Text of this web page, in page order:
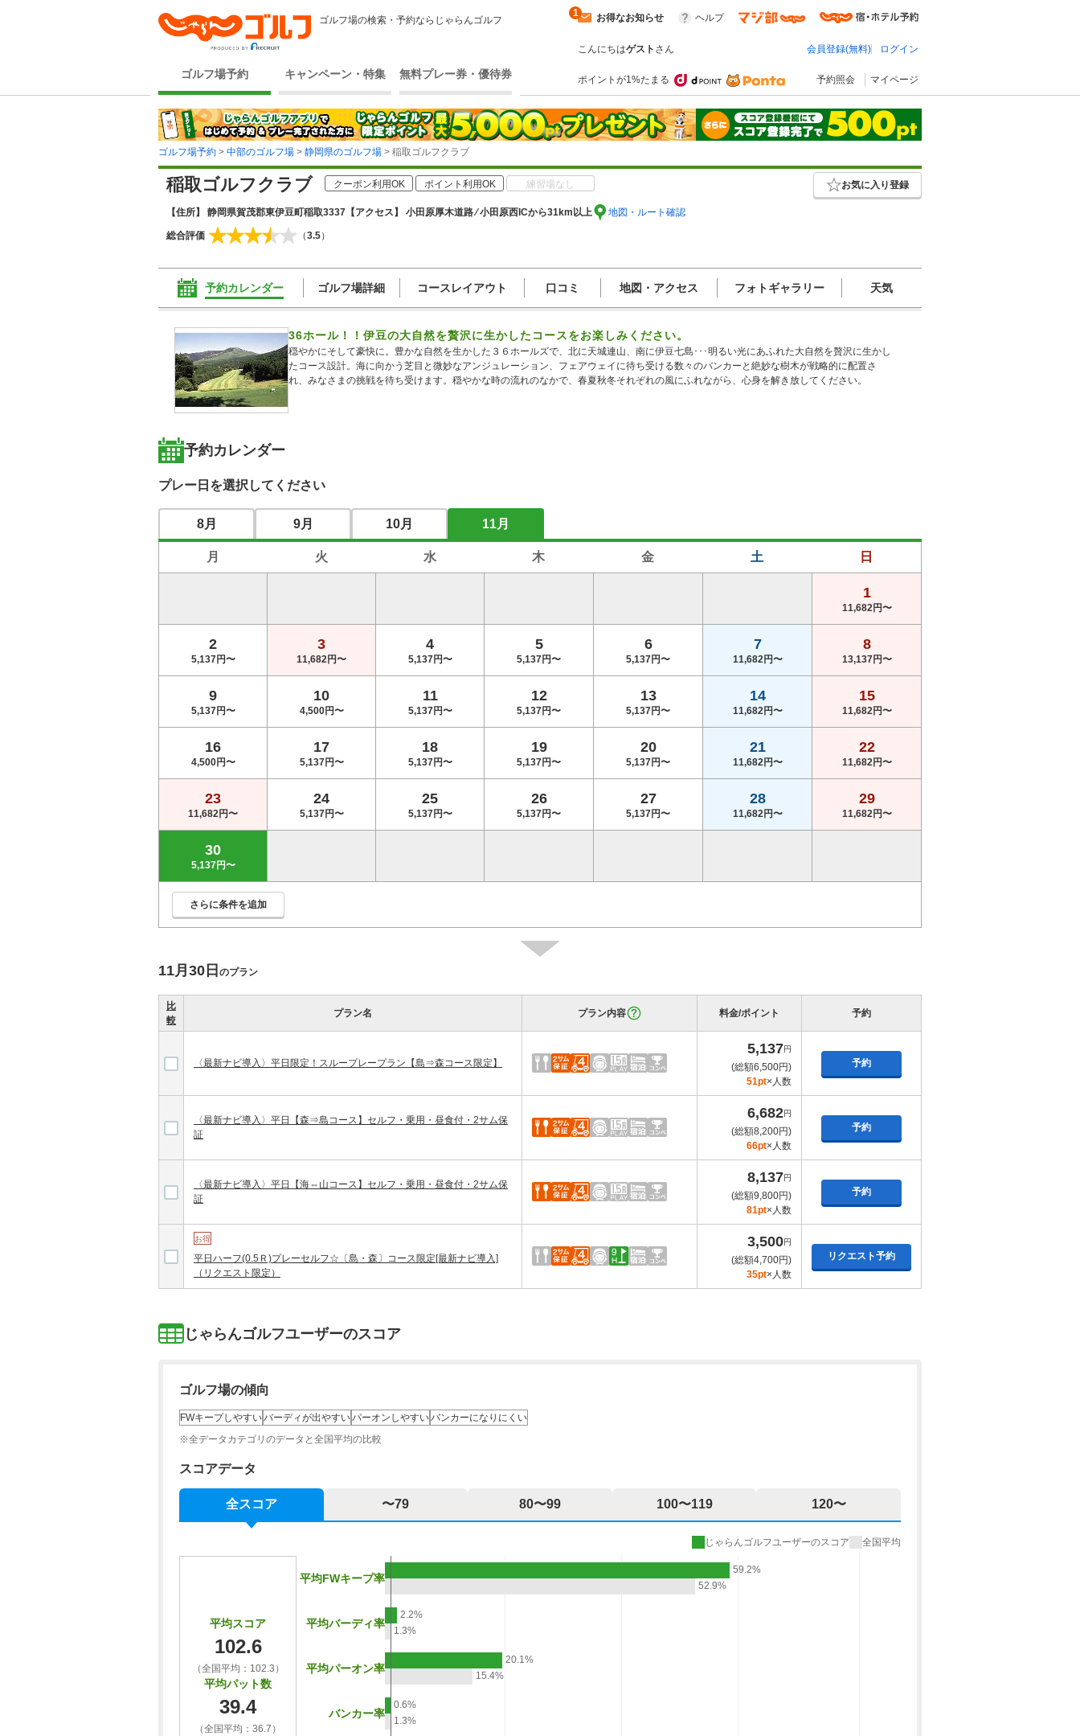
ゴルフ場の検索・予約ならじゃらんゴルフ
ゴルフ場予約 キャンペーン・特集 無料プレー券・優待券
お得なお知らせ
1 ヘルプ
こんにちはゲスト さん 会員登録(無料) ログイン
ポイントが1%たまる 予約照会 マイページ
ゴルフ場予約 > 中部のゴルフ場 > 静岡県のゴルフ場 > 稲取ゴルフクラブ
稲取ゴルフクラブ クーポン利用OK ポイント利用OK 練習場なし お気に入り登録
【住所】 静岡県賀茂郡東伊豆町稲取3337 【アクセス】 小田原厚木道路 ⁄ 小田原西ICから31km以上 地図・ルート確認
総合評価 （3.5）
予約カレンダー ゴルフ場詳細 コースレイアウト 口コミ 地図・アクセス フォトギャラリー 天気
36ホール！！伊豆の大自然を贅沢に生かしたコースをお楽しみください。
穏やかにそして豪快に。豊かな自然を生かした３６ホールズで、北に天城連山、南に伊豆七島･･･明るい光にあふれた大自然を贅沢に生かし
たコース設計。海に向かう芝目と微妙なアンジュレーション、フェアウェイに待ち受ける数々のバンカーと絶妙な樹木が戦略的に配置さ
れ、みなさまの挑戦を待ち受けます。穏やかな時の流れのなかで、春夏秋冬それぞれの風にふれながら、心身を解き放してください。
予約カレンダー
プレー日を選択してください
8月 9月 10月 11月
月 火 水 木 金 土 日
1
11,682円〜
2
5,137円〜
3
11,682円〜
4
5,137円〜
5
5,137円〜
6
5,137円〜
7
11,682円〜
8
13,137円〜
9
5,137円〜
10
4,500円〜
11
5,137円〜
12
5,137円〜
13
5,137円〜
14
11,682円〜
15
11,682円〜
16
4,500円〜
17
5,137円〜
18
5,137円〜
19
5,137円〜
20
5,137円〜
21
11,682円〜
22
11,682円〜
23
11,682円〜
24
5,137円〜
25
5,137円〜
26
5,137円〜
27
5,137円〜
28
11,682円〜
29
11,682円〜
30
5,137円〜
さらに条件を追加
11月30日 のプラン
比
較
プラン名 プラン内容 料金/ポイント 予約
〈最新ナビ導入〉平日限定！スループレープラン【島⇒森コース限定】
5,137円
(総額6,500円)
51pt×人数
予約
〈最新ナビ導入〉平日【森⇒島コース】セルフ・乗用・昼食付・2サム保
証
6,682円
(総額8,200円)
66pt×人数
予約
〈最新ナビ導入〉平日【海⇔山コース】セルフ・乗用・昼食付・2サム保
証
8,137円
(総額9,800円)
81pt×人数
予約
お得
平日ハーフ(0.5Ｒ)プレーセルフ☆〔島・森〕コース限定[最新ナビ導入]
（リクエスト限定）
3,500円
(総額4,700円)
35pt×人数
リクエスト予約
じゃらんゴルフユーザーのスコア
ゴルフ場の傾向
FWキープしやすいバーディが出やすいパーオンしやすいバンカーになりにくい
※全データカテゴリのデータと全国平均の比較
スコアデータ
全スコア 〜79 80〜99 100〜119 120〜
じゃらんゴルフユーザーのスコア 全国平均
平均スコア
102.6
（全国平均：102.3）
平均パット数
39.4
（全国平均：36.7）
平均FWキープ率
59.2%
52.9%
平均バーディ率
2.2%
1.3%
平均パーオン率
20.1%
15.4%
バンカー率
0.6%
1.3%